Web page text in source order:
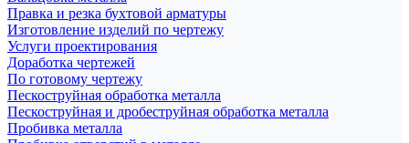
Правка и резка бухтовой арматуры
Изготовление изделий по чертежу
Услуги проектирования
Доработка чертежей
По готовому чертежу
Пескоструйная обработка металла
Пескоструйная и дробеструйная обработка металла
Пробивка металла